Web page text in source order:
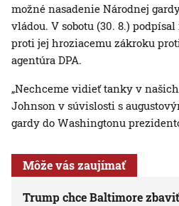
možné nasadenie Národnej
vládou. V sobotu (30. 8.)
proti jej hroziacemu zákroku
agentúra DPA.
„Nechceme vidieť tanky v
Johnson v súvislosti s
gardy do Washingtonu
Môže vás zaujímať
Trump chce Baltimore